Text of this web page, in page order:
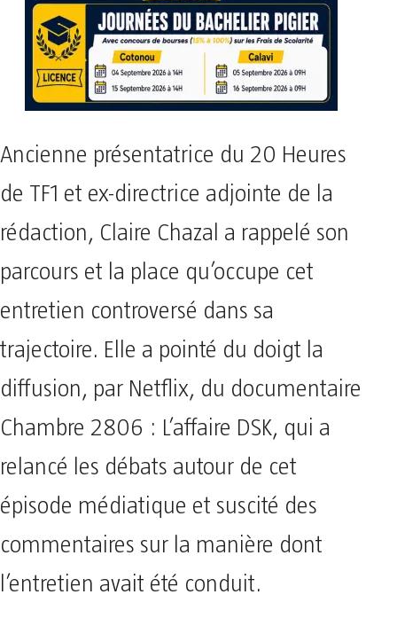
Ancienne présentatrice du 20 Heures
de TF1 et ex-directrice adjointe de la
rédaction, Claire Chazal a rappelé son
parcours et la place qu’occupe cet
entretien controversé dans sa
trajectoire. Elle a pointé du doigt la
diffusion, par Netflix, du documentaire
Chambre 2806 : L’affaire DSK, qui a
relancé les débats autour de cet
épisode médiatique et suscité des
commentaires sur la manière dont
l’entretien avait été conduit.